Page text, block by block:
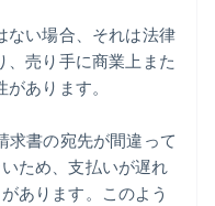
ない場合、それは法律
、売り手に商業上また
あります。
求書の宛先が間違って
ため、支払いが遅れ
あります。このよう